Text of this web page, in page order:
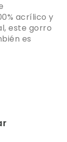
acrílico y
este gorro
es